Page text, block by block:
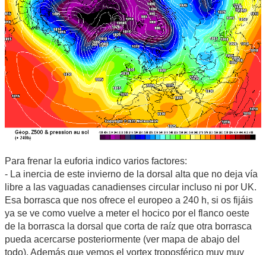
Para frenar la euforia indico varios factores:
- La inercia de este invierno de la dorsal alta que no deja vía
libre a las vaguadas canadienses circular incluso ni por UK.
Esa borrasca que nos ofrece el europeo a 240 h, si os fijáis
ya se ve como vuelve a meter el hocico por el flanco oeste
de la borrasca la dorsal que corta de raíz que otra borrasca
pueda acercarse posteriormente (ver mapa de abajo del
todo). Además que vemos el vortex troposférico muy muy